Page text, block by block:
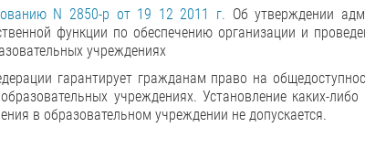
N 2850-р от 19 12 2011 г. Об утверждении
функции по обеспечению организации и
учреждениях
гарантирует гражданам право на
учреждениях. Установление каких-
в образовательном учреждении не допускается.